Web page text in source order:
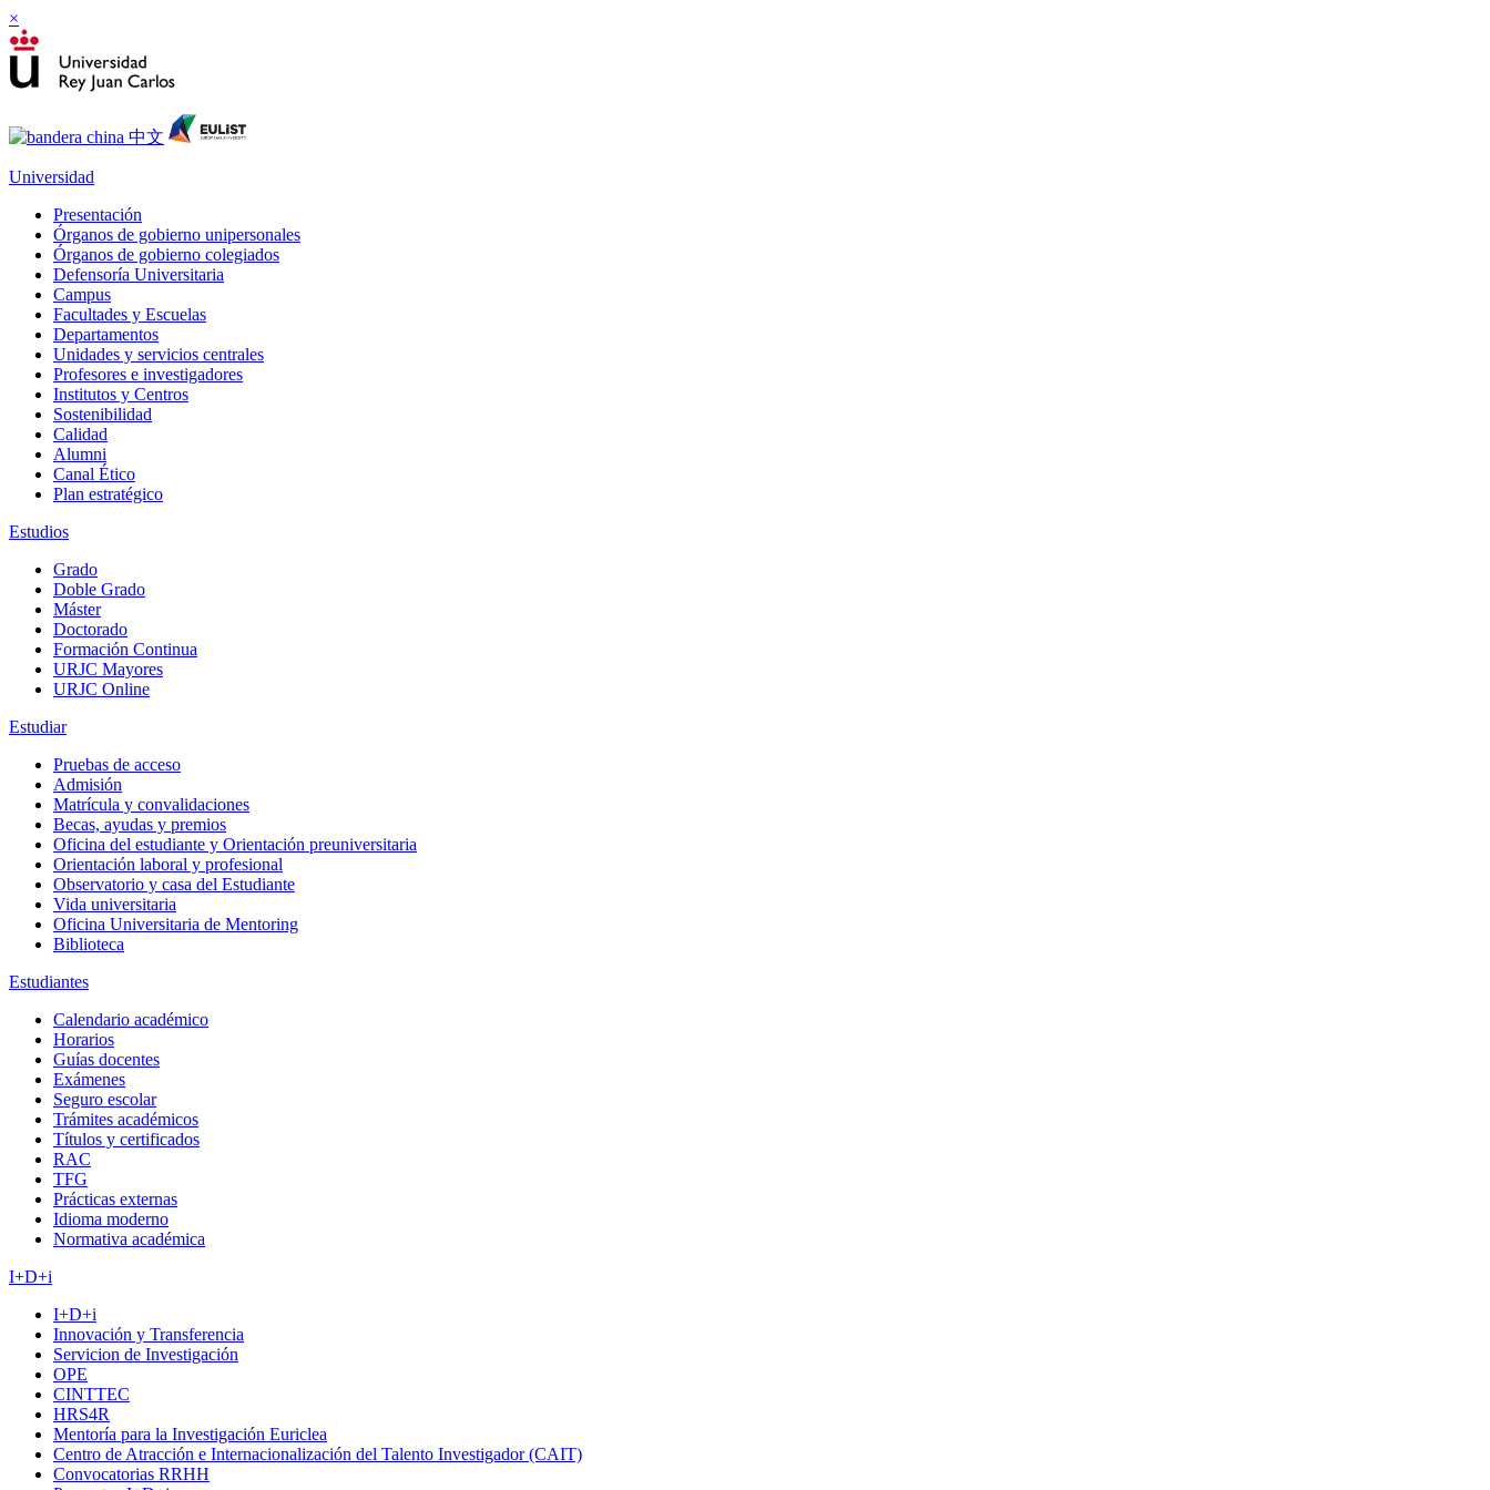
×
Universidad
Presentación
Órganos de gobierno unipersonales
Órganos de gobierno colegiados
Defensoría Universitaria
Campus
Facultades y Escuelas
Departamentos
Unidades y servicios centrales
Profesores e investigadores
Institutos y Centros
Sostenibilidad
Calidad
Alumni
Canal Ético
Plan estratégico
Estudios
Grado
Doble Grado
Máster
Doctorado
Formación Continua
URJC Mayores
URJC Online
Estudiar
Pruebas de acceso
Admisión
Matrícula y convalidaciones
Becas, ayudas y premios
Oficina del estudiante y Orientación preuniversitaria
Orientación laboral y profesional
Observatorio y casa del Estudiante
Vida universitaria
Oficina Universitaria de Mentoring
Biblioteca
Estudiantes
Calendario académico
Horarios
Guías docentes
Exámenes
Seguro escolar
Trámites académicos
Títulos y certificados
RAC
TFG
Prácticas externas
Idioma moderno
Normativa académica
I+D+i
I+D+i
Innovación y Transferencia
Servicion de Investigación
OPE
CINTTEC
HRS4R
Mentoría para la Investigación Euriclea
Centro de Atracción e Internacionalización del Talento Investigador (CAIT)
Convocatorias RRHH